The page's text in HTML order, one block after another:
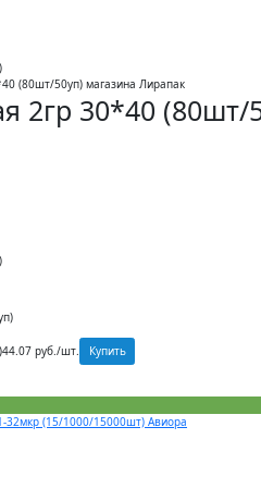
2гр 30*40 (80шт/
44.07 руб./шт.
Купить
32мкр (15/1000/15000шт) Авиора